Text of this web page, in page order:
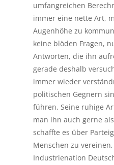
umfangreichen
immer eine nette Art,
Augenhöhe zu
keine blöden Fragen,
Antworten, die ihn
gerade deshalb
immer wieder
politischen Gegnern
führen. Seine ruhige
man ihn auch gerne
schaffte es über
Menschen zu
Industrienation